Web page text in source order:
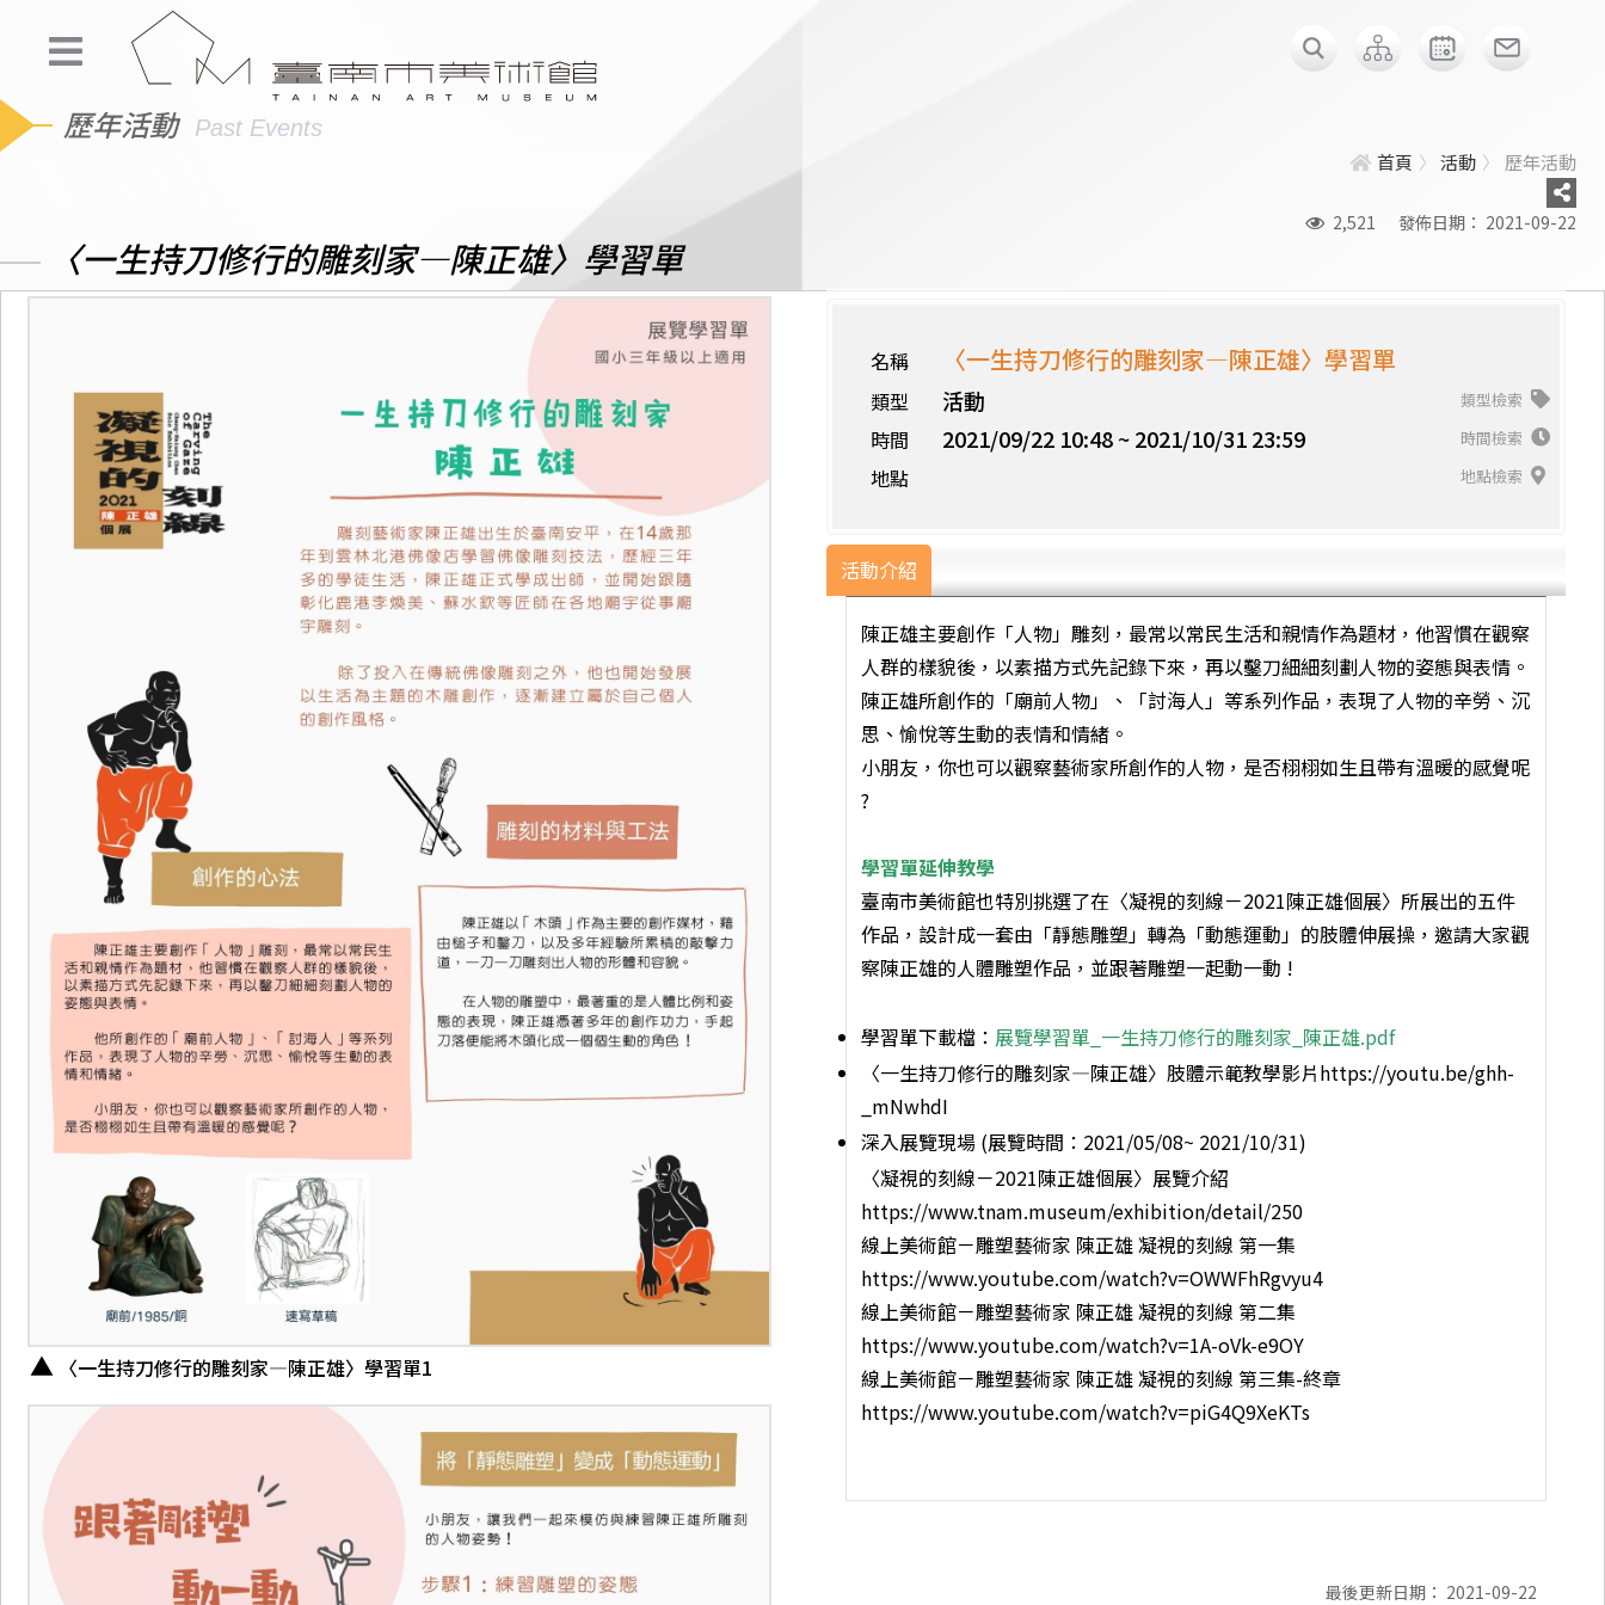
歷年活動 Past Events
首頁 活動 歷年活動
2,521 發佈日期： 2021-09-22
〈一生持刀修行的雕刻家—陳正雄〉學習單
〈一生持刀修行的雕刻家—陳正雄〉學習單1
名稱 〈一生持刀修行的雕刻家—陳正雄〉學習單
類型 活動 類型檢索
時間 2021/09/22 10:48 ~ 2021/10/31 23:59 時間檢索
地點 地點檢索
活動介紹
陳正雄主要創作「人物」雕刻，最常以常民生活和親情作為題材，他習慣在觀察
人群的樣貌後，以素描方式先記錄下來，再以鑿刀細細刻劃人物的姿態與表情。
陳正雄所創作的「廟前人物」、「討海人」等系列作品，表現了人物的辛勞、沉
思、愉悅等生動的表情和情緒。
小朋友，你也可以觀察藝術家所創作的人物，是否栩栩如生且帶有溫暖的感覺呢
?
學習單延伸教學
臺南市美術館也特別挑選了在〈凝視的刻線－2021陳正雄個展〉所展出的五件
作品，設計成一套由「靜態雕塑」轉為「動態運動」的肢體伸展操，邀請大家觀
察陳正雄的人體雕塑作品，並跟著雕塑一起動一動 !
學習單下載檔： 展覽學習單_一生持刀修行的雕刻家_陳正雄.pdf
〈一生持刀修行的雕刻家—陳正雄〉肢體示範教學影片https://youtu.be/ghh-
_mNwhdI
深入展覽現場 (展覽時間：2021/05/08~ 2021/10/31)
〈凝視的刻線－2021陳正雄個展〉展覽介紹
https://www.tnam.museum/exhibition/detail/250
線上美術館－雕塑藝術家 陳正雄 凝視的刻線 第一集
https://www.youtube.com/watch?v=OWWFhRgvyu4
線上美術館－雕塑藝術家 陳正雄 凝視的刻線 第二集
https://www.youtube.com/watch?v=1A-oVk-e9OY
線上美術館－雕塑藝術家 陳正雄 凝視的刻線 第三集-終章
https://www.youtube.com/watch?v=piG4Q9XeKTs
最後更新日期： 2021-09-22